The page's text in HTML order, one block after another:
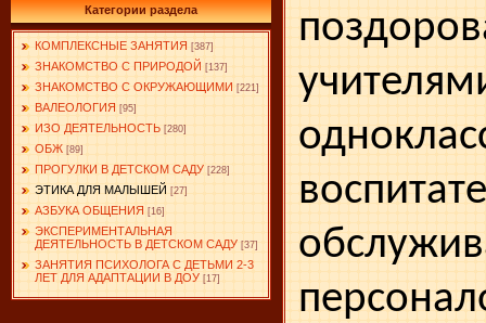
Категории раздела
КОМПЛЕКСНЫЕ ЗАНЯТИЯ [387]
ЗНАКОМСТВО С ПРИРОДОЙ [137]
ЗНАКОМСТВО С ОКРУЖАЮЩИМИ [221]
ВАЛЕОЛОГИЯ [95]
ИЗО ДЕЯТЕЛЬНОСТЬ [280]
ОБЖ [89]
ПРОГУЛКИ В ДЕТСКОМ САДУ [228]
ЭТИКА ДЛЯ МАЛЫШЕЙ [27]
АЗБУКА ОБЩЕНИЯ [16]
ЭКСПЕРИМЕНТАЛЬНАЯ
ДЕЯТЕЛЬНОСТЬ В ДЕТСКОМ САДУ [37]
ЗАНЯТИЯ ПСИХОЛОГА С ДЕТЬМИ 2-3
ЛЕТ ДЛЯ АДАПТАЦИИ В ДОУ [17]